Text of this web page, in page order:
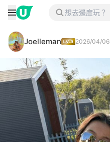
Joelleman 2026/04/06